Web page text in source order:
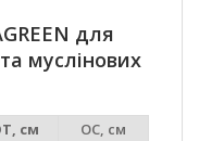
для
муслінових
см
ОС, см